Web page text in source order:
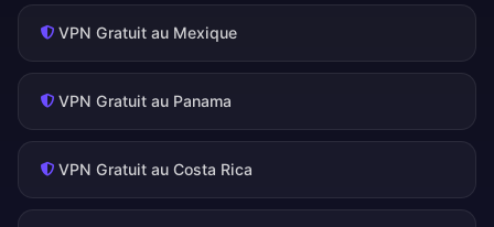
VPN Gratuit au Mexique
VPN Gratuit au Panama
VPN Gratuit au Costa Rica